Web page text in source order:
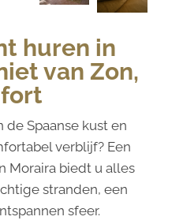
huren in
van Zon,
Spaanse kust en
verblijf? Een
Moraira biedt u alles
stranden, een
sfeer.